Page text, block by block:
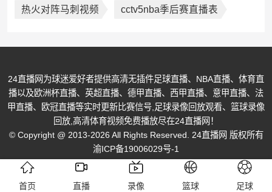
首页 直播 录像 篮球 足球
热火对阵马刺视频 cctv5nba季后赛直播表
24直播网为球迷爱好者提供高清无插件足球直播、NBA直播、体育直
播以及欧洲杯直播、英超直播、德甲直播、西甲直播、意甲直播、法
甲直播、欧冠直播等实时更新比赛信号,足球录像回放观看、篮球录像
回放,高清体育视频免费播放尽在24直播网！
© Copyright @ 2013-2026 All Rights Reserved. 24直播网 版权所有
渝ICP备19006029号-1